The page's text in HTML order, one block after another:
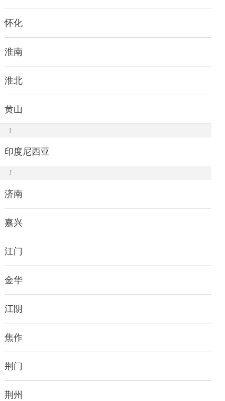
怀化
淮南
淮北
黄山
I
印度尼西亚
J
济南
嘉兴
江门
金华
江阴
焦作
荆门
荆州